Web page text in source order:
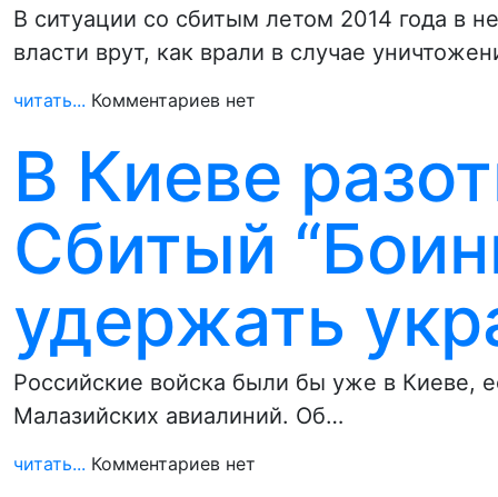
В ситуации со сбитым летом 2014 года в
власти врут, как врали в случае
читать... Комментариев нет
В Киеве
Сбитый
удержать
Российские войска были бы уже в Киеве,
Малазийских авиалиний. Об…
читать... Комментариев нет